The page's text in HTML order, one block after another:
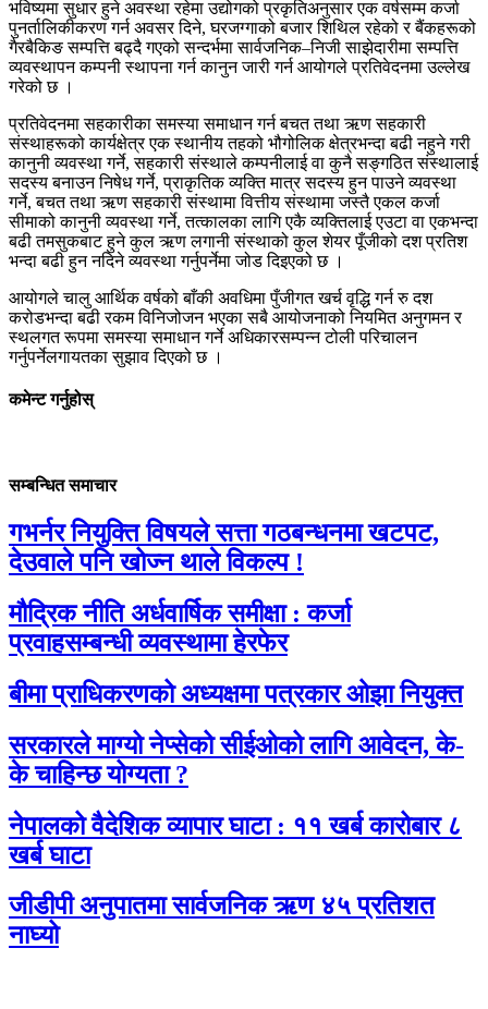
भविष्यमा सुधार हुने अवस्था रहेमा उद्योगको प्रकृतिअनुसार एक वर्षसम्म कर्जा
पुनर्तालिकीकरण गर्न अवसर दिने, घरजग्गाको बजार शिथिल रहेको र बैंकहरूको
गैरबैकिङ सम्पत्ति बढ्दै गएको सन्दर्भमा सार्वजनिक–निजी साझेदारीमा सम्पत्ति
व्यवस्थापन कम्पनी स्थापना गर्न कानुन जारी गर्न आयोगले प्रतिवेदनमा उल्लेख
गरेको छ ।
प्रतिवेदनमा सहकारीका समस्या समाधान गर्न बचत तथा ऋण सहकारी
संस्थाहरूको कार्यक्षेत्र एक स्थानीय तहको भौगोलिक क्षेत्रभन्दा बढी नहुने गरी
कानुनी व्यवस्था गर्ने, सहकारी संस्थाले कम्पनीलाई वा कुनै सङ्गठित संस्थालाई
सदस्य बनाउन निषेध गर्ने, प्राकृतिक व्यक्ति मात्र सदस्य हुन पाउने व्यवस्था
गर्ने, बचत तथा ऋण सहकारी संस्थामा वित्तीय संस्थामा जस्तै एकल कर्जा
सीमाको कानुनी व्यवस्था गर्ने, तत्कालका लागि एकै व्यक्तिलाई एउटा वा एकभन्दा
बढी तमसुकबाट हुने कुल ऋण लगानी संस्थाको कुल शेयर पूँजीको दश प्रतिश
भन्दा बढी हुन नदिने व्यवस्था गर्नुपर्नेमा जोड दिइएको छ ।
आयोगले चालु आर्थिक वर्षको बाँकी अवधिमा पुँजीगत खर्च वृद्धि गर्न रु दश
करोडभन्दा बढी रकम विनिजोजन भएका सबै आयोजनाको नियमित अनुगमन र
स्थलगत रूपमा समस्या समाधान गर्ने अधिकारसम्पन्न टोली परिचालन
गर्नुपर्नेलगायतका सुझाव दिएको छ ।
कमेन्ट गर्नुहोस्
सम्बन्धित समाचार
गभर्नर नियुक्ति विषयले सत्ता गठबन्धनमा खटपट,
देउवाले पनि खोज्न थाले विकल्प !
मौद्रिक नीति अर्धवार्षिक समीक्षा : कर्जा
प्रवाहसम्बन्धी व्यवस्थामा हेरफेर
बीमा प्राधिकरणको अध्यक्षमा पत्रकार ओझा नियुक्त
सरकारले माग्यो नेप्सेको सीईओको लागि आवेदन, के-
के चाहिन्छ योग्यता ?
नेपालको वैदेशिक व्यापार घाटा : ११ खर्ब कारोबार ८
खर्ब घाटा
जीडीपी अनुपातमा सार्वजनिक ऋण ४५ प्रतिशत
नाघ्यो